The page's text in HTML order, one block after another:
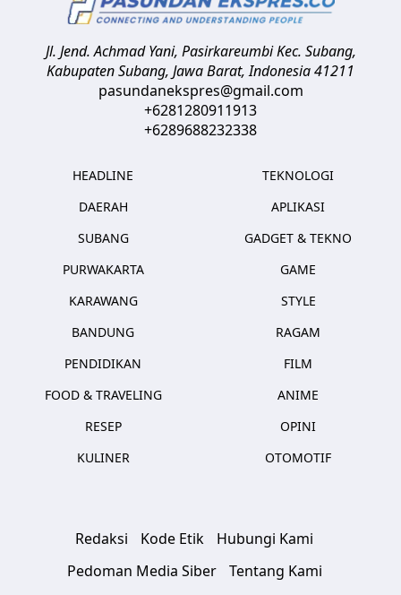
Jl. Jend. Achmad Yani, Pasirkareumbi Kec. Subang,
Kabupaten Subang, Jawa Barat,Indonesia41211
pasundanekspres@gmail.com
+6281280911913
+6289688232338
HEADLINE
DAERAH
SUBANG
PURWAKARTA
KARAWANG
BANDUNG
PENDIDIKAN
FOOD & TRAVELING
RESEP
KULINER
TEKNOLOGI
APLIKASI
GADGET & TEKNO
GAME
STYLE
RAGAM
FILM
ANIME
OPINI
OTOMOTIF
Redaksi Kode Etik
Hubungi Kami
Pedoman Media Siber
Tentang Kami